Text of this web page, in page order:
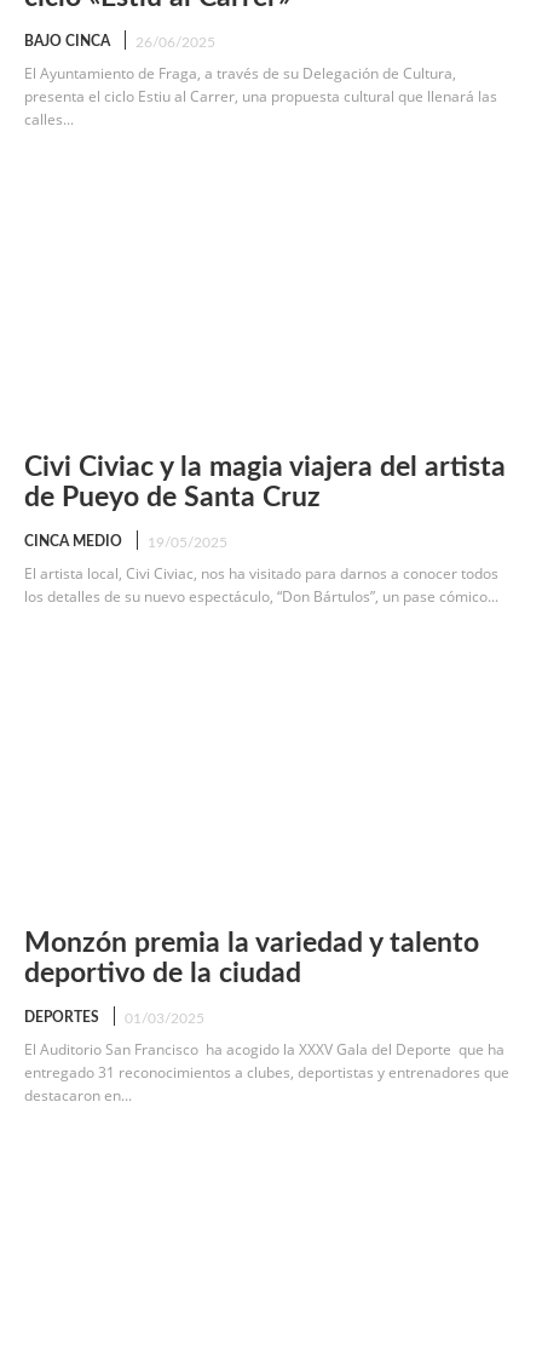
BAJO CINCA 26/06/2025
El Ayuntamiento de Fraga, a través de su Delegación de Cultura,
presenta el ciclo Estiu al Carrer, una propuesta cultural que llenará las
calles...
Civi Civiac y la magia viajera del artista
de Pueyo de Santa Cruz
CINCA MEDIO 19/05/2025
El artista local, Civi Civiac, nos ha visitado para darnos a conocer todos
los detalles de su nuevo espectáculo, “Don Bártulos”, un pase cómico...
Monzón premia la variedad y talento
deportivo de la ciudad
DEPORTES 01/03/2025
El Auditorio San Francisco ha acogido la XXXV Gala del Deporte que ha
entregado 31 reconocimientos a clubes, deportistas y entrenadores que
destacaron en...